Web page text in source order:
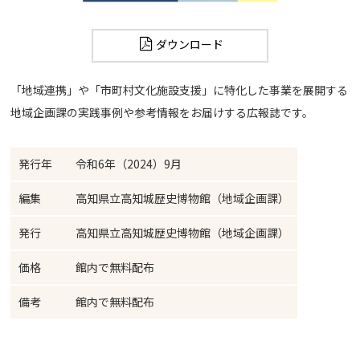
ダウンロード
「地域連携」や「市町村文化施設支援」に特化した事業を展開する
地域企画課の実践事例や参考情報をお届けする広報誌です。
発行年 令和6年（2024）9月
編集 高知県立高知城歴史博物館（地域企画課）
発行 高知県立高知城歴史博物館（地域企画課）
価格 館内で無料配布
備考 館内で無料配布